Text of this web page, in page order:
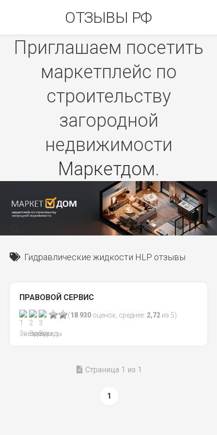
ОТЗЫВЫ РФ
Приглашаем посетить
маркетплейс по
строительству
загородной
недвижимости
Маркетдом.
Гидравлические жидкости HLP отзывы
ПРАВОВОЙ СЕРВИС
(18 930 оценок, среднее: 2,72 из 5)
Страница 1 из 1
1